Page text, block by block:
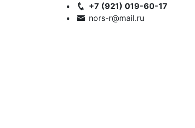
+7 (921) 019-60-17
nors-r@mail.ru